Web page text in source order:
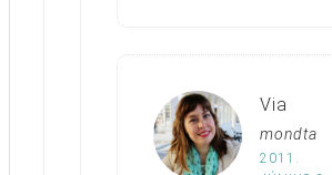
Via
mondta
2011.